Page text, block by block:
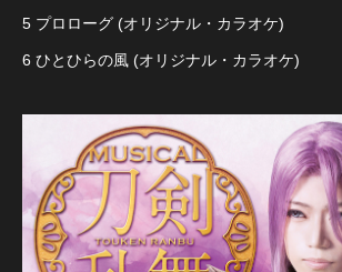
5 プロローグ (オリジナル・カラオケ)
6 ひとひらの風 (オリジナル・カラオケ)